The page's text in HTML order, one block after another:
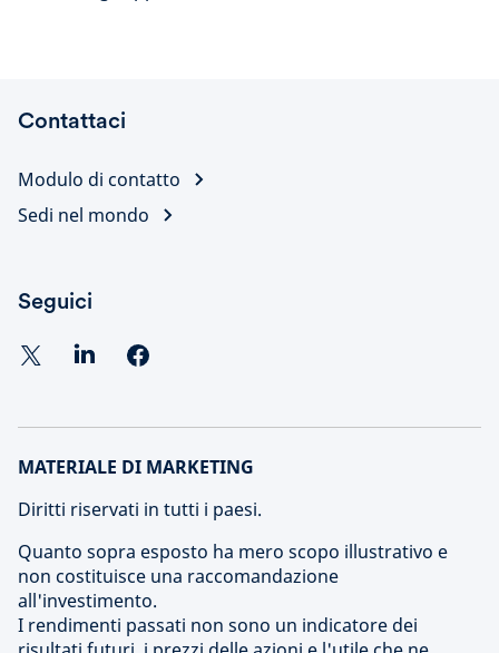
Contattaci
Modulo di contatto
Sedi nel mondo
Seguici
MATERIALE DI MARKETING
Diritti riservati in tutti i paesi.
Quanto sopra esposto ha mero scopo illustrativo e
non costituisce una raccomandazione
all'investimento.
I rendimenti passati non sono un indicatore dei